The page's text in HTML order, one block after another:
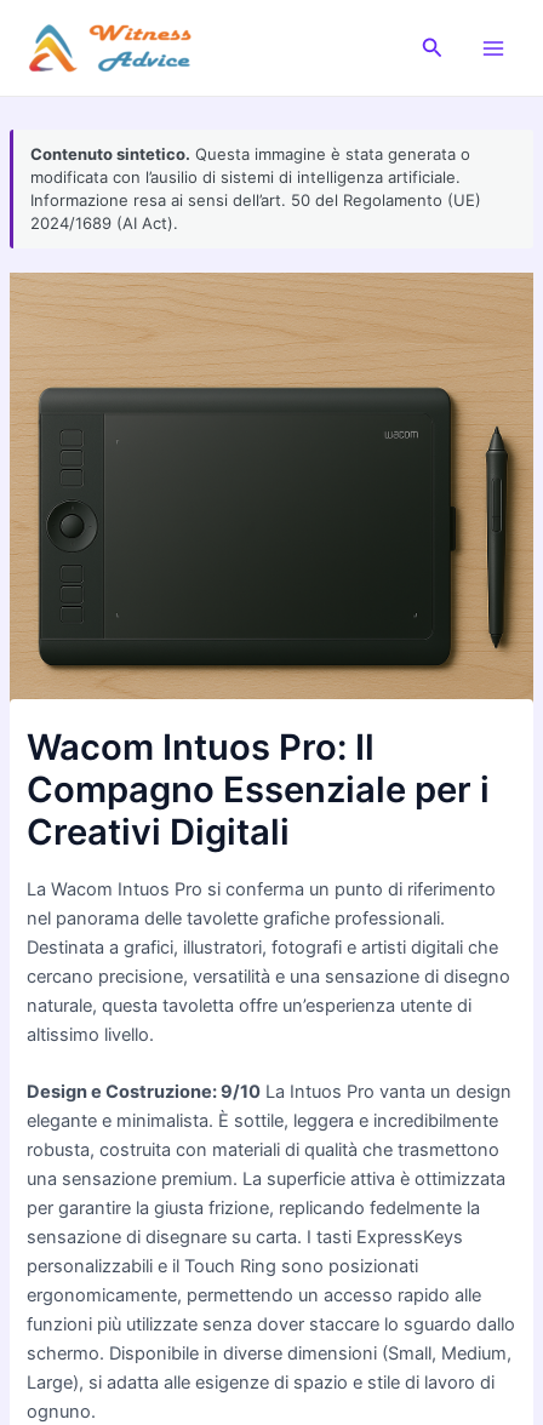
contenuto
Cerca
Contenuto sintetico. Questa immagine è stata generata o
modificata con l’ausilio di sistemi di intelligenza artificiale.
Informazione resa ai sensi dell’art. 50 del Regolamento (UE)
2024/1689 (AI Act).
Wacom Intuos Pro: Il
Compagno Essenziale per i
Creativi Digitali
La Wacom Intuos Pro si conferma un punto di riferimento
nel panorama delle tavolette grafiche professionali.
Destinata a grafici, illustratori, fotografi e artisti digitali che
cercano precisione, versatilità e una sensazione di disegno
naturale, questa tavoletta offre un’esperienza utente di
altissimo livello.
Design e Costruzione: 9/10 La Intuos Pro vanta un design
elegante e minimalista. È sottile, leggera e incredibilmente
robusta, costruita con materiali di qualità che trasmettono
una sensazione premium. La superficie attiva è ottimizzata
per garantire la giusta frizione, replicando fedelmente la
sensazione di disegnare su carta. I tasti ExpressKeys
personalizzabili e il Touch Ring sono posizionati
ergonomicamente, permettendo un accesso rapido alle
funzioni più utilizzate senza dover staccare lo sguardo dallo
schermo. Disponibile in diverse dimensioni (Small, Medium,
Large), si adatta alle esigenze di spazio e stile di lavoro di
ognuno.